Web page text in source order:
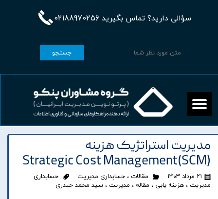
سؤالی دارید؟ تماس بگیرید 02188970256
جستجو
مدیریت استراتژیک هزینه
(SCM)Strategic Cost Management
۲۱ مرداد ۱۴۰۳ مقالات ، حسابداری مدیریت
حسابداری
مدیریت ، هزینه یابی ، مقاله ، مدیریت ، سید محمد حیدری